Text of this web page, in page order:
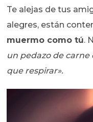
Te alejas de tus
alegres, están
muermo como tú.
un pedazo de carne
que respirar».